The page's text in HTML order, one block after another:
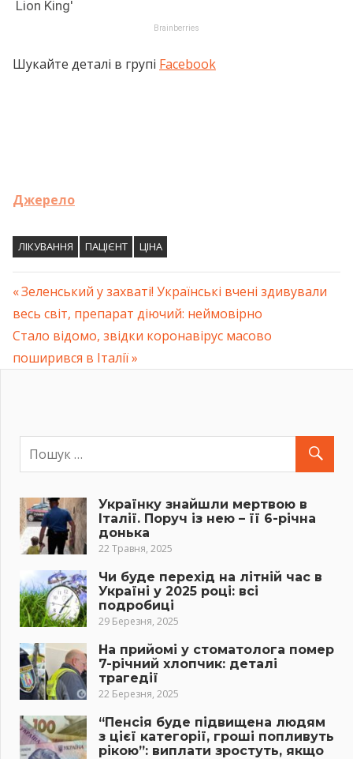
Шукайте деталі в групі Facebook
Джерело
ЛІКУВАННЯ ПАЦІЄНТ ЦІНА
Навігація
записів
Previous
Post:
Зеленський у захваті! Українські вчені здивували
весь світ, препарат діючий: неймовірно
Next
Post:
Стало відомо, звідки коронавірус масово
поширився в Італії
Українку знайшли мертвою в
Італії. Поруч із нею – її 6-річна
донька
22 Травня, 2025
Чи буде перехід на літній час в
Україні у 2025 році: всі
подробиці
29 Березня, 2025
На прийомі у стоматолога помер
7-річний хлопчик: деталі
трагедії
22 Березня, 2025
“Пенсія буде підвищена людям
з цієї категорії, гроші попливуть
рікою”: виплати зростуть, якщо